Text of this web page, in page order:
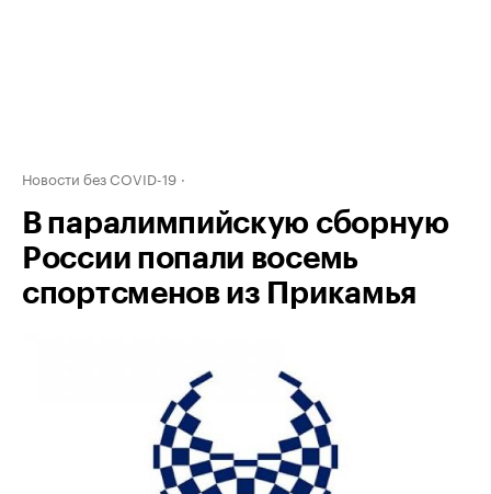
Новости без COVID-19
В паралимпийскую сборную
России попали восемь
спортсменов из Прикамья